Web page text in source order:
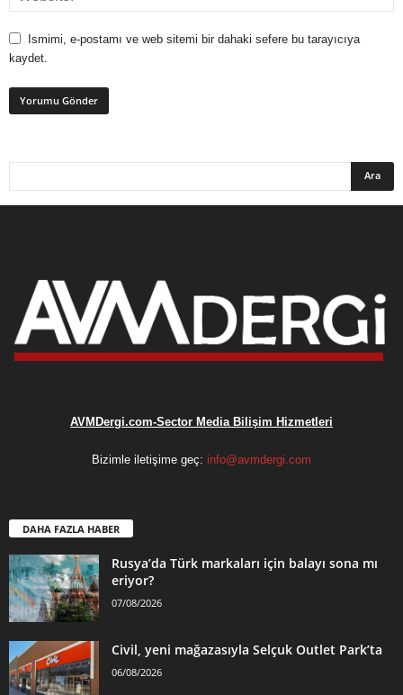
Ismimi, e-postamı ve web sitemi bir dahaki sefere bu tarayıcıya
kaydet.
AVMDergi.com-Sector Media Bilişim Hizmetleri
Bizimle iletişime geç: info@avmdergi.com
DAHA FAZLA HABER
Rusya’da Türk markaları için balayı sona mı
eriyor?
07/08/2026
Civil, yeni mağazasıyla Selçuk Outlet Park’ta
06/08/2026